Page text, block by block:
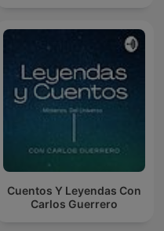
Cuentos Y Leyendas Con
Carlos Guerrero